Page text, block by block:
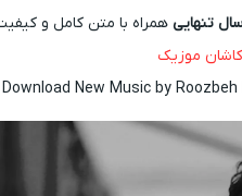
تنهایی
کاشان موزیک
Download New Music by